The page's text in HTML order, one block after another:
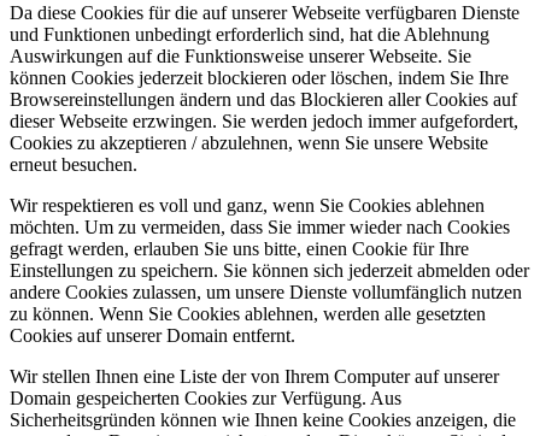
Da diese Cookies für die auf unserer Webseite verfügbaren Dienste
und Funktionen unbedingt erforderlich sind, hat die Ablehnung
Auswirkungen auf die Funktionsweise unserer Webseite. Sie
können Cookies jederzeit blockieren oder löschen, indem Sie Ihre
Browsereinstellungen ändern und das Blockieren aller Cookies auf
dieser Webseite erzwingen. Sie werden jedoch immer aufgefordert,
Cookies zu akzeptieren / abzulehnen, wenn Sie unsere Website
erneut besuchen.
Wir respektieren es voll und ganz, wenn Sie Cookies ablehnen
möchten. Um zu vermeiden, dass Sie immer wieder nach Cookies
gefragt werden, erlauben Sie uns bitte, einen Cookie für Ihre
Einstellungen zu speichern. Sie können sich jederzeit abmelden oder
andere Cookies zulassen, um unsere Dienste vollumfänglich nutzen
zu können. Wenn Sie Cookies ablehnen, werden alle gesetzten
Cookies auf unserer Domain entfernt.
Wir stellen Ihnen eine Liste der von Ihrem Computer auf unserer
Domain gespeicherten Cookies zur Verfügung. Aus
Sicherheitsgründen können wie Ihnen keine Cookies anzeigen, die